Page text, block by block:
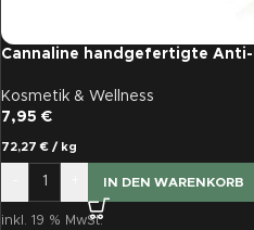
Cannaline handgefertigte Anti-
Kosmetik & Wellness
7,95 €
72,27€ / kg
IN DEN WARENKORB
inkl. 19 % MwSt.